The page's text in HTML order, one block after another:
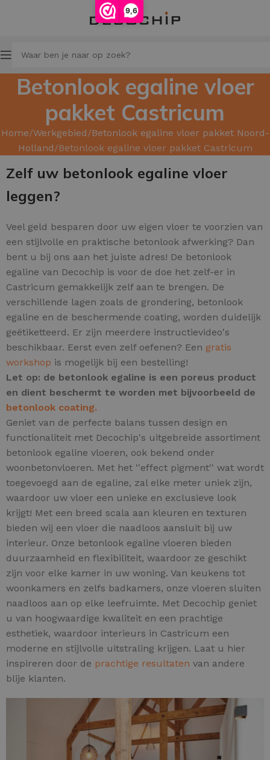
9,6
Betonlook egaline vloer
pakket Castricum
Home Werkgebied Betonlook egaline vloer pakket Noord-
Holland Betonlook egaline vloer pakket Castricum
Zelf uw betonlook egaline vloer
leggen?
Veel geld besparen door uw eigen vloer te voorzien van
een stijlvolle en praktische betonlook afwerking? Dan
bent u bij ons aan het juiste adres! De betonlook
egaline van Decochip is voor de doe het zelf-er in
Castricum gemakkelijk zelf aan te brengen. De
verschillende lagen zoals de grondering, betonlook
egaline en de beschermende coating, worden duidelijk
geëtiketteerd. Er zijn meerdere instructievideo's
beschikbaar. Eerst even zelf oefenen? Een gratis
workshop is mogelijk bij een bestelling!
Let op: de betonlook egaline is een poreus product
en dient beschermt te worden met bijvoorbeeld de
betonlook coating.
Geniet van de perfecte balans tussen design en
functionaliteit met Decochip's uitgebreide assortiment
betonlook egaline vloeren, ook bekend onder
woonbetonvloeren. Met het ''effect pigment'' wat wordt
toegevoegd aan de egaline, zal elke meter uniek zijn,
waardoor uw vloer een unieke en exclusieve look
krijgt! Met een breed scala aan kleuren en texturen
bieden wij een vloer die naadloos aansluit bij uw
interieur. Onze betonlook egaline vloeren bieden
duurzaamheid en flexibiliteit, waardoor ze geschikt
zijn voor elke kamer in uw woning. Van keukens tot
woonkamers en zelfs badkamers, onze vloeren sluiten
naadloos aan op elke leefruimte. Met Decochip geniet
u van hoogwaardige kwaliteit en een prachtige
esthetiek, waardoor interieurs in Castricum een
moderne en stijlvolle uitstraling krijgen. Laat u hier
inspireren door de prachtige resultaten van andere
blije klanten.